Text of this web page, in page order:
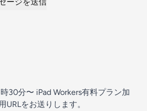
30分〜 iPad Workers有料プラン加
URLをお送りします。